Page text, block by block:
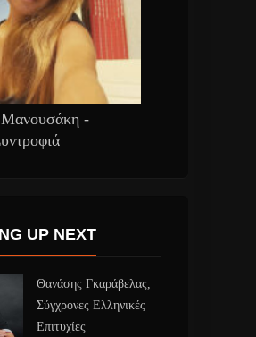
-
UP NEXT
Θανάσης Γκαράβελας,
Σύγχρονες Ελληνικές
Επιτυχίες